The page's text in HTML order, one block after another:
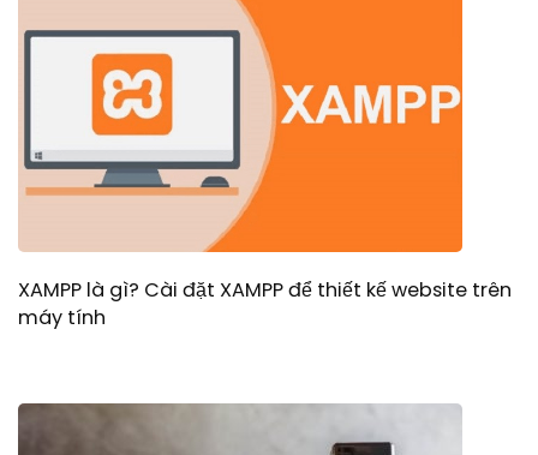
XAMPP là gì? Cài đặt XAMPP để thiết kế website trên
máy tính